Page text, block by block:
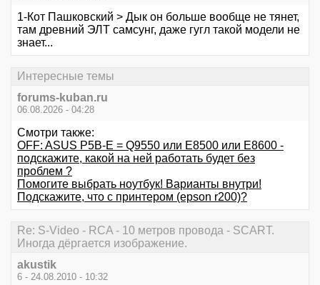
1-Кот Пашковский > Дык он больше вообще не тянет,
там древний ЭЛТ самсунг, даже гугл такой модели не
знает...
Интересные темы
forums-kuban.ru
06.08.2026 - 04:28
Смотри также:
OFF: ASUS P5B-E = Q9550 или E8500 или Е8600 -
подскажите, какой на ней работать будет без
проблем ?
Помогите выбрать ноутбук! Варианты внутри!
Подскажите, что с принтером (epson r200)?
Re: S-Video - RCA - 10 метров провода - SCART.
Иногда дёргается изображение.
akustik
6 - 24.08.2010 - 10:32